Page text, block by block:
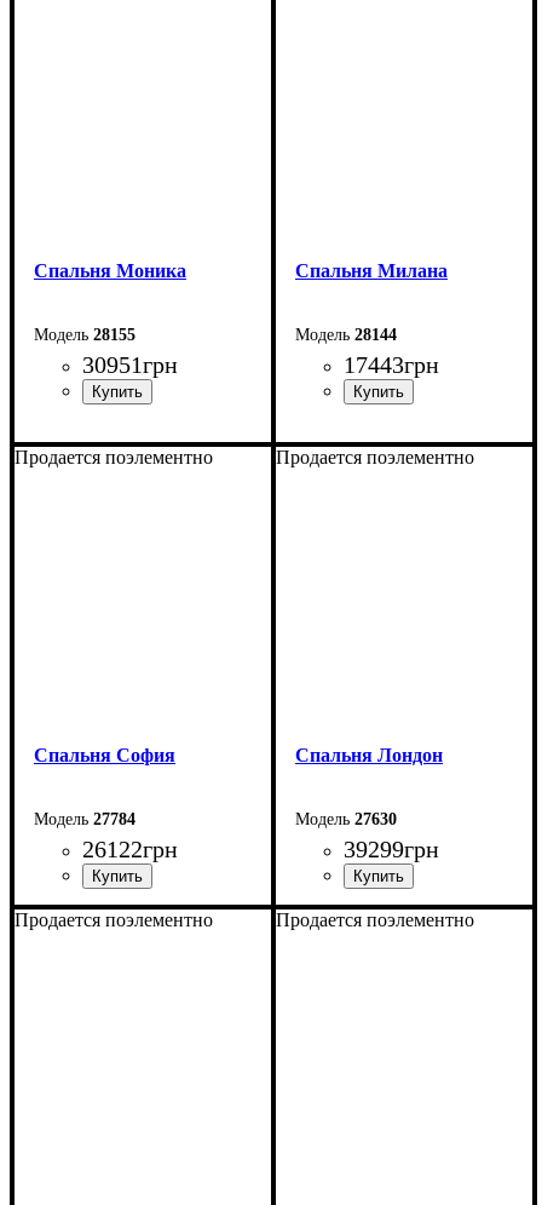
Спальня Моника
28155
30951грн
Спальня Милана
28144
17443грн
Продается поэлементно
Спальня София
27784
26122грн
Продается поэлементно
Спальня Лондон
27630
39299грн
Продается поэлементно Продается поэлементно